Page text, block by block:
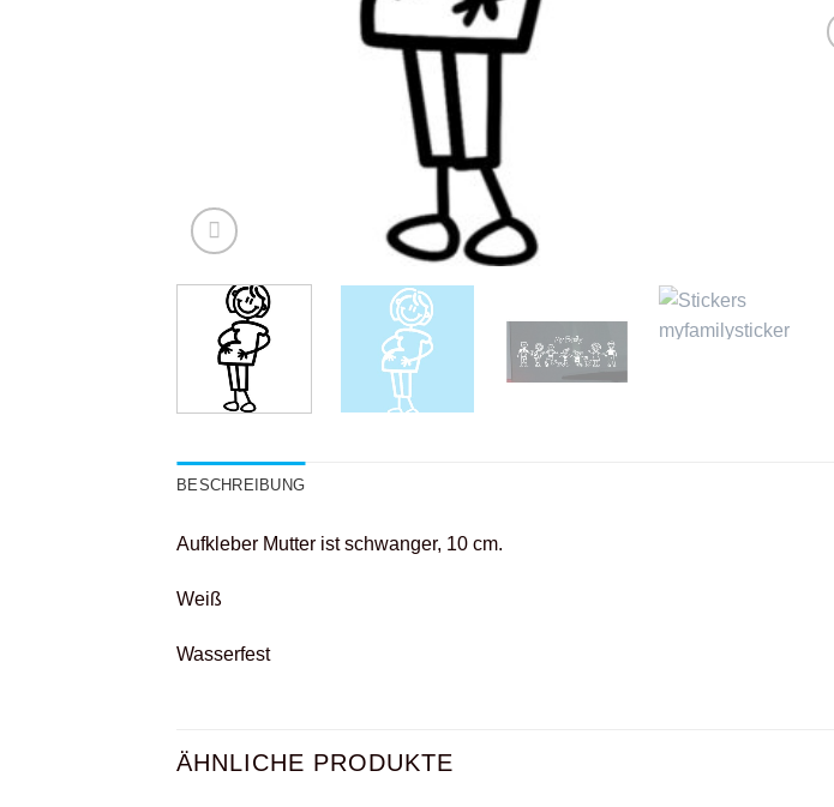
BESCHREIBUNG
Aufkleber Mutter ist schwanger, 10 cm.
Weiß
Wasserfest
ÄHNLICHE PRODUKTE